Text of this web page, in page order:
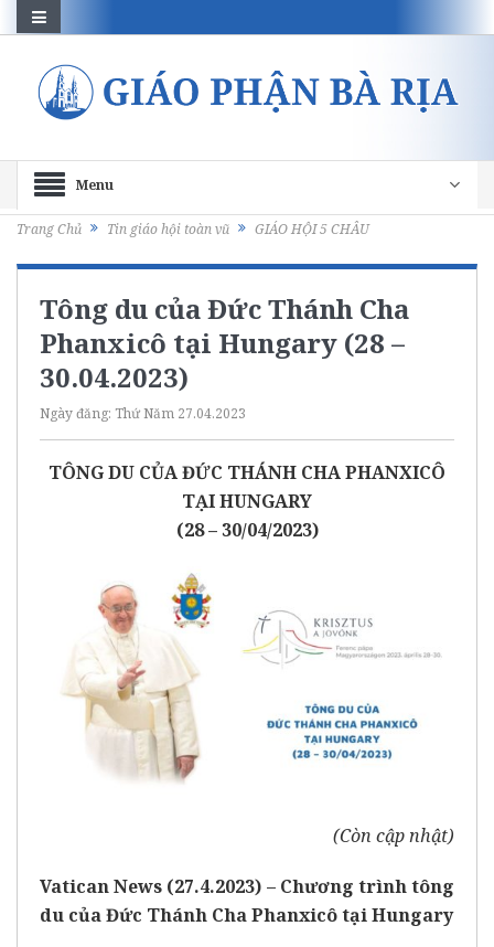
Menu
Trang Chủ Tin giáo hội toàn vũ GIÁO HỘI 5 CHÂU
Tông du của Đức Thánh Cha
Phanxicô tại Hungary (28 –
30.04.2023)
Ngày đăng: Thứ Năm 27.04.2023
TÔNG DU CỦA ĐỨC THÁNH CHA PHANXICÔ
TẠI HUNGARY
(28 – 30/04/2023)
(Còn cập nhật)
Vatican News (27.4.2023) – Chương trình tông
du của Đức Thánh Cha Phanxicô tại Hungary